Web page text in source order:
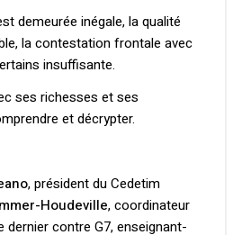
demeurée inégale, la qualité
la contestation frontale avec
insuffisante.
ses richesses et ses
et décrypter.
, président du Cedetim
Houdeville, coordinateur
dernier contre G7, enseignant-